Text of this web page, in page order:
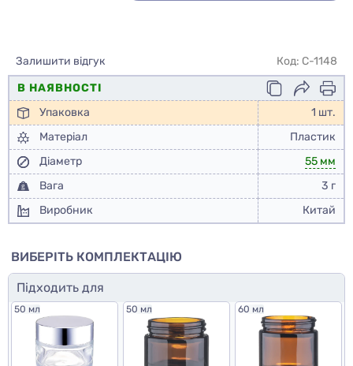
Залишити відгук
Код: C-1148
В НАЯВНОСТІ
Упаковка
1 шт.
Матеріал
Пластик
Діаметр
55 мм
Вага
3 г
Виробник
Китай
ВИБЕРІТЬ КОМПЛЕКТАЦІЮ
Підходить для
50 мл 50 мл 60 мл